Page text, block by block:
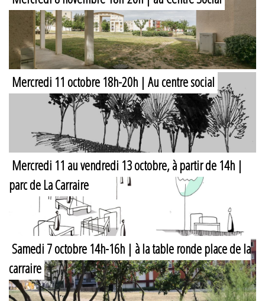
Mercredi 11 octobre 18h-20h | Au centre social
Mercredi 11 au vendredi 13 octobre, à partir de 14h |
parc de La Carraire
Samedi 7 octobre 14h-16h | à la table ronde place de la
carraire